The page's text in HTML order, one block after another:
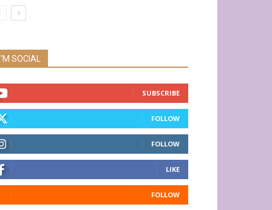
I'M SOCIAL
SUBSCRIBE
FOLLOW
FOLLOW
LIKE
FOLLOW